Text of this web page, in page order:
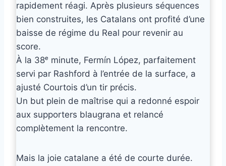
rapidement réagi. Après plusieurs séquences
bien construites, les Catalans ont profité d’une
baisse de régime du Real pour revenir au
score.
À la 38ᵉ minute, Fermín López, parfaitement
servi par Rashford à l’entrée de la surface, a
ajusté Courtois d’un tir précis.
Un but plein de maîtrise qui a redonné espoir
aux supporters blaugrana et relancé
complètement la rencontre.
Mais la joie catalane a été de courte durée.